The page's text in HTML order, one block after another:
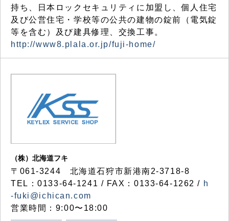
持ち、日本ロックセキュリティに加盟し、個人住宅
及び公営住宅・学校等の公共の建物の錠前（電気錠
等を含む）及び建具修理、交換工事。
http://www8.plala.or.jp/fuji-home/
（株）北海道フキ
〒061-3244 北海道石狩市新港南2-3718-8
TEL：0133-64-1241 / FAX：0133-64-1262 / h
-fuki@ichican.com
営業時間：9:00〜18:00